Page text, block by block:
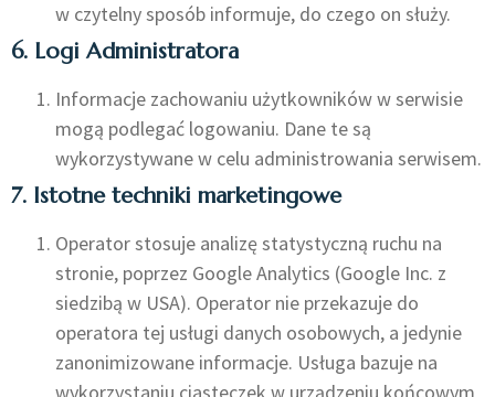
w czytelny sposób informuje, do czego on służy.
6. Logi Administratora
Informacje zachowaniu użytkowników w serwisie
mogą podlegać logowaniu. Dane te są
wykorzystywane w celu administrowania serwisem.
7. Istotne techniki marketingowe
Operator stosuje analizę statystyczną ruchu na
stronie, poprzez Google Analytics (Google Inc. z
siedzibą w USA). Operator nie przekazuje do
operatora tej usługi danych osobowych, a jedynie
zanonimizowane informacje. Usługa bazuje na